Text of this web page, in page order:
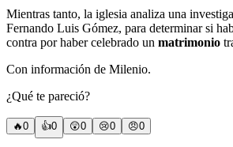
Mientras tanto, la iglesia analiza una
Fernando Luis Gómez, para determinar si
contra por haber celebrado un matrimonio
Con información de Milenio.
¿Qué te pareció?
🔥0 👍0 😲0 😢0 😠0